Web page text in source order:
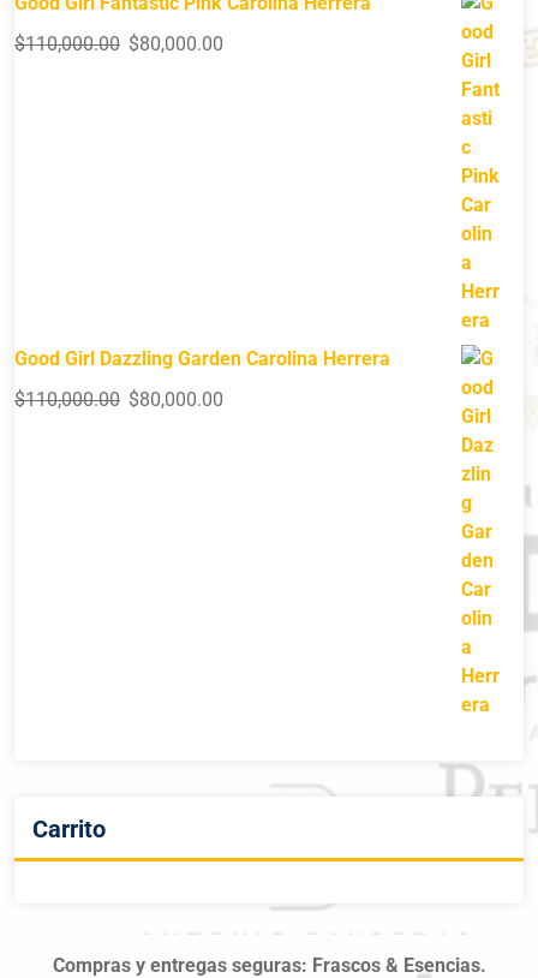
$110,000.00 $80,000.00
Good Girl Dazzling Garden Carolina Herrera
$110,000.00 $80,000.00
Carrito
Compras y entregas seguras: Frascos & Esencias.